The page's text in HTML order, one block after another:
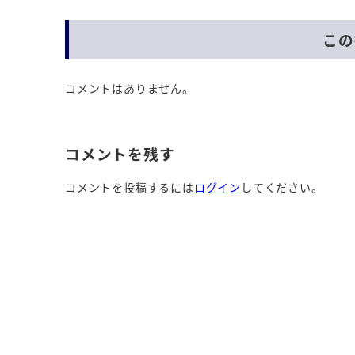
こ
コメントはありません。
コメントを残す
コメントを投稿するには ログイン してください。